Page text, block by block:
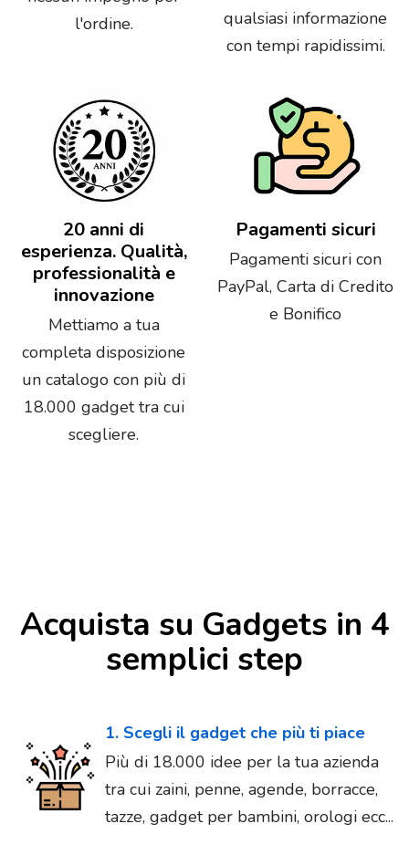
l'ordine.
qualsiasi informazione
con tempi rapidissimi.
20 anni di
esperienza. Qualità,
professionalità e
innovazione
Mettiamo a tua
completa disposizione
un catalogo con più di
18.000 gadget tra cui
scegliere.
Pagamenti sicuri
Pagamenti sicuri con
PayPal, Carta di Credito
e Bonifico
Acquista su Gadgets in 4
semplici step
1. Scegli il gadget che più ti piace
Più di 18.000 idee per la tua azienda
tra cui zaini, penne, agende, borracce,
tazze, gadget per bambini, orologi ecc...